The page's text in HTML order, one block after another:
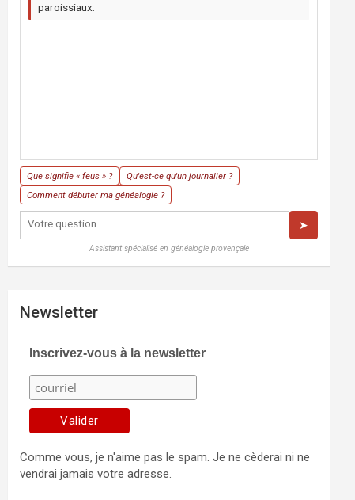
paroissiaux.
Que signifie « feus » ?
Qu'est-ce qu'un journalier ?
Comment débuter ma généalogie ?
➤
Assistant spécialisé en généalogie provençale
Newsletter
Inscrivez-vous à la newsletter
Comme vous, je n'aime pas le spam. Je ne cèderai ni ne
vendrai jamais votre adresse.